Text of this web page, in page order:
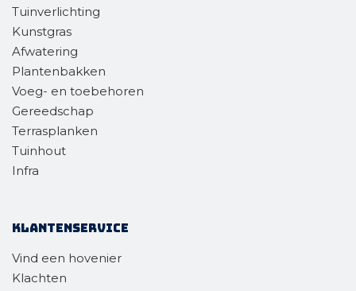
Tuinverlichting
Kunstgras
Afwatering
Plantenbakken
Voeg- en toebehoren
Gereedschap
Terrasplanken
Tuinhout
Infra
Klantenservice
Vind een hovenier
Klachten